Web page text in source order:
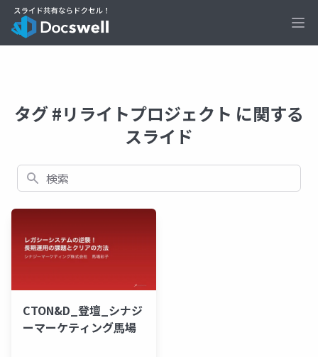
タグ #リライトプロジェクト に関する
スライド
検索
CTON&D_登壇_シナジ
ーマーケティング馬場